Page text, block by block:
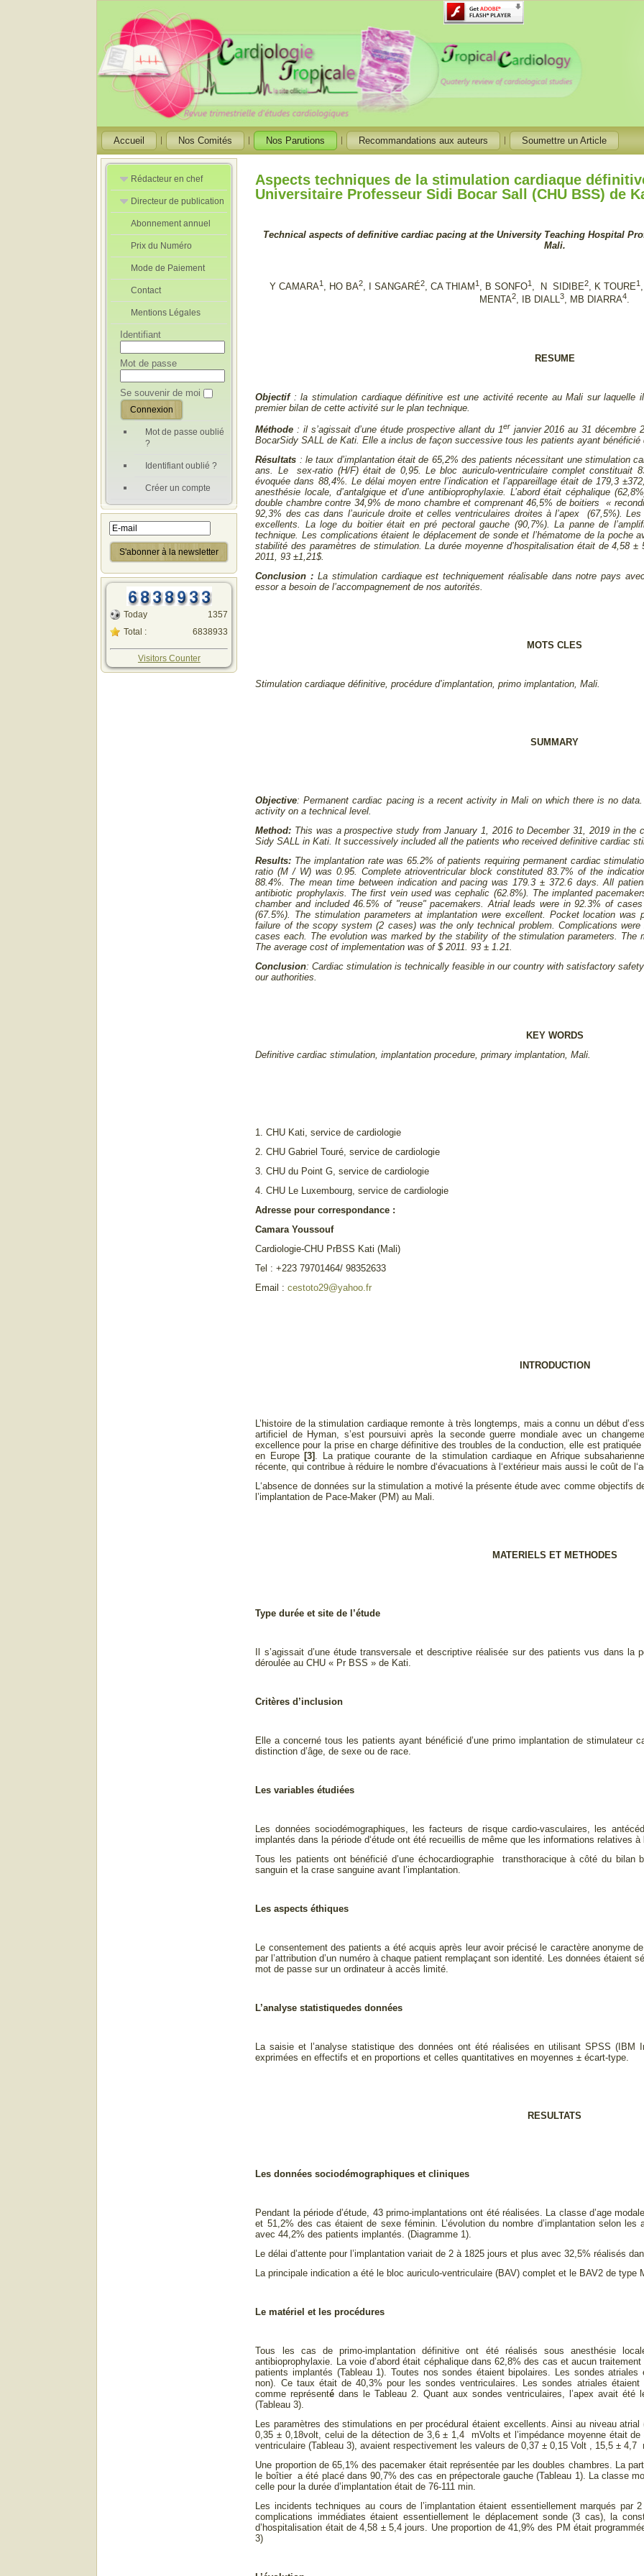
Accueil Nos Comités Nos Parutions Recommandations aux auteurs Soumettre un Article
Rédacteur en chef
Rédacteurs en
Chef Adjoint
Directeur de publication
Directeur de
publication
adjoint
Abonnement annuel
Prix du Numéro
Mode de Paiement
Contact
Mentions Légales
Identifiant
Mot de passe
Se souvenir de moi
Mot de passe oublié
?
Identifiant oublié ?
Créer un compte
Today
Total :
1357
6838933
Visitors Counter
Aspects techniques de la stimulation cardiaque
Universitaire Professeur Sidi Bocar Sall (CHU BSS) de
Technical aspects of definitive cardiac pacing at the University Teaching Hospital
Mali.
Y CAMARA1, HO BA2, I SANGARÉ2, CA THIAM 1, B SONFO1, N SIDIBE2, K TOURE1
MENTA2, IB DIALL3, MB DIARRA4.
RESUME
Objectif : la stimulation cardiaque définitive est une activité recente au Mali sur laquelle
premier bilan de cette activité sur le plan technique.
Méthode : il s’agissait d’une étude prospective allant du 1er janvier 2016 au 31 décembre
BocarSidy SALL de Kati. Elle a inclus de façon successive tous les patients ayant bénéficié
Résultats : le taux d’implantation était de 65,2% des patients nécessitant une stimulation
ans. Le sex-ratio (H/F) était de 0,95. Le bloc auriculo-ventriculaire complet constituait
évoquée dans 88,4%. Le délai moyen entre l’indication et l’appareillage était de 179,3
anesthésie locale, d’antalgique et d’une antibioprophylaxie. L’abord était céphalique
double chambre contre 34,9% de mono chambre et comprenant 46,5% de boitiers «
92,3% des cas dans l’auricule droite et celles ventriculaires droites à l’apex (67,5%).
excellents. La loge du boitier était en pré pectoral gauche (90,7%). La panne de
technique. Les complications étaient le déplacement de sonde et l’hématome de la poche
stabilité des paramètres de stimulation. La durée moyenne d’hospitalisation était de 4,58
2011, 93 ±1,21$.
Conclusion : La stimulation cardiaque est techniquement réalisable dans notre pays
essor a besoin de l’accompagnement de nos autorités.
MOTS CLES
Stimulation cardiaque définitive, procédure d’implantation, primo implantation, Mali.
SUMMARY
Objective: Permanent cardiac pacing is a recent activity in Mali on which there is no
activity on a technical level.
Method: This was a prospective study from January 1, 2016 to December 31, 2019 in the
Sidy SALL in Kati. It successively included all the patients who received definitive cardiac
Results: The implantation rate was 65.2% of patients requiring permanent cardiac
ratio (M / W) was 0.95. Complete atrioventricular block constituted 83.7% of the
88.4%. The mean time between indication and pacing was 179.3 ± 372.6 days. All
antibiotic prophylaxis. The first vein used was cephalic (62.8%). The implanted
chamber and included 46.5% of "reuse" pacemakers. Atrial leads were in 92.3% of
(67.5%). The stimulation parameters at implantation were excellent. Pocket location was
failure of the scopy system (2 cases) was the only technical problem. Complications
cases each. The evolution was marked by the stability of the stimulation parameters. The
The average cost of implementation was of $ 2011. 93 ± 1.21.
Conclusion: Cardiac stimulation is technically feasible in our country with satisfactory
our authorities.
KEY WORDS
Definitive cardiac stimulation, implantation procedure, primary implantation, Mali.
1. CHU Kati, service de cardiologie
2. CHU Gabriel Touré, service de cardiologie
3. CHU du Point G, service de cardiologie
4. CHU Le Luxembourg, service de cardiologie
Adresse pour correspondance :
Camara Youssouf
Cardiologie-CHU PrBSS Kati (Mali)
Tel : +223 79701464/ 98352633
Email :cestoto29@yahoo.fr
INTRODUCTION
L’histoire de la stimulation cardiaque remonte à très longtemps, mais a connu un début
artificiel de Hyman, s’est poursuivi après la seconde guerre mondiale avec un
excellence pour la prise en charge définitive des troubles de la conduction, elle est
en Europe [3]
. La pratique courante de la stimulation cardiaque en Afrique
récente, qui contribue à réduire le nombre d‘évacuations à l‘extérieur mais aussi le coût de
L‘absence de données sur la stimulation a motivé la présente étude avec comme objectifs
l’implantation de Pace-Maker (PM) au Mali.
MATERIELS ET METHODES
Type durée et site de l’étude
Il s’agissait d’une étude transversale et descriptive réalisée sur des patients vus dans la
déroulée au CHU « Pr BSS » de Kati.
Critères d’inclusion
Elle a concerné tous les patients ayant bénéficié d’une primo implantation de stimulateur
distinction d’âge, de sexe ou de race.
Les variables étudiées
Les données sociodémographiques, les facteurs de risque cardio-vasculaires, les
implantés dans la période d‘étude ont été recueillis de même que les informations relatives à
Tous les patients ont bénéficié d’une échocardiographie transthoracique à côté du bilan
sanguin et la crase sanguine avant l’implantation.
Les aspects éthiques
Le consentement des patients a été acquis après leur avoir précisé le caractère anonyme
par l’attribution d’un numéro à chaque patient remplaçant son identité. Les données étaient
mot de passe sur un ordinateur à accès limité.
L’analyse statistiquedes données
La saisie et l’analyse statistique des données ont été réalisées en utilisant SPSS
exprimées en effectifs et en proportions et celles quantitatives en moyennes ± écart-type.
RESULTATS
Les données sociodémographiques et cliniques
Pendant la période d’étude, 43 primo-implantations ont été réalisées. La classe d’age
et 51,2% des cas étaient de sexe féminin. L’évolution du nombre d’implantation selon
avec 44,2% des patients implantés. (Diagramme 1).
Le délai d’attente pour l’implantation variait de 2 à 1825 jours et plus avec 32,5% réalisés
La principale indication a été le bloc auriculo-ventriculaire (BAV) complet et le BAV2 de type
Le matériel et les procédures
Tous les cas de primo-implantation définitive ont été réalisés sous anesthésie
antibioprophylaxie. La voie d’abord était céphalique dans 62,8% des cas et aucun
patients implantés (Tableau 1). Toutes nos sondes étaient bipolaires. Les sondes
non). Ce taux était de 40,3% pour les sondes ventriculaires. Les sondes atriales étaient
comme représenté dans le Tableau 2. Quant aux sondes ventriculaires, l’apex avait
(Tableau 3).
Les paramètres des stimulations en per procédural étaient excellents. Ainsi au niveau
0,35 ± 0,18volt, celui de la détection de 3,6 ± 1,4 mVolts et l’impédance moyenne était
ventriculaire (Tableau 3), avaient respectivement les valeurs de 0,37 ± 0,15 Volt , 15,5 ± 4,7
Une proportion de 65,1% des pacemaker était représentée par les doubles chambres. La
le boîtier a été placé dans 90,7% des cas en prépectorale gauche (Tableau 1). La classe
celle pour la durée d’implantation était de 76-111 min.
Les incidents techniques au cours de l’implantation étaient essentiellement marqués par
complications immédiates étaient essentiellement le déplacement sonde (3 cas), la
d’hospitalisation était de 4,58 ± 5,4 jours. Une proportion de 41,9% des PM était
3)